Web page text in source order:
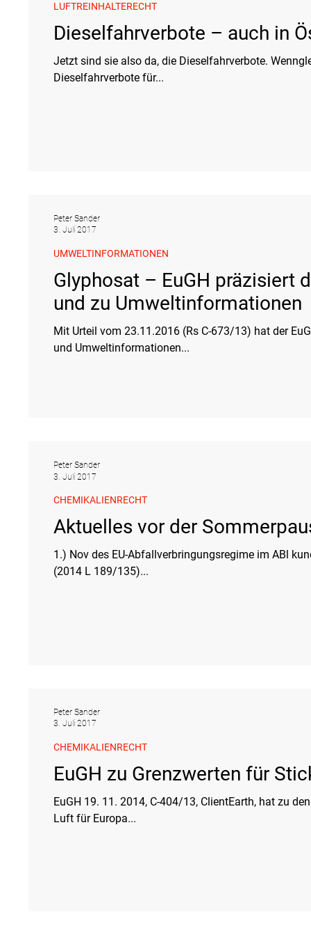
Dieselfahrverbote – auch in
Jetzt sind sie also da, die Dieselfahrverbote.
Dieselfahrverbote für...
LUFTREINHALTERECHT
Glyphosat – EuGH präzisiert
und zu Umweltinformationen
Mit Urteil vom 23.11.2016 (Rs C-673/13) hat der
und Umweltinformationen...
UMWELTINFORMATIONEN
Peter Sander
3. Juli 2017
Aktuelles vor der
1.) Nov des EU-Abfallverbringungsregime im ABl kundgemacht\ Am 27. 6. 14 ist die VO (EU)
(2014 L 189/135)...
CHEMIKALIENRECHT
Peter Sander
3. Juli 2017
EuGH zu Grenzwerten für
EuGH 19. 11. 2014, C-404/13, ClientEarth, hat zu
Luft für Europa...
CHEMIKALIENRECHT
Peter Sander
3. Juli 2017